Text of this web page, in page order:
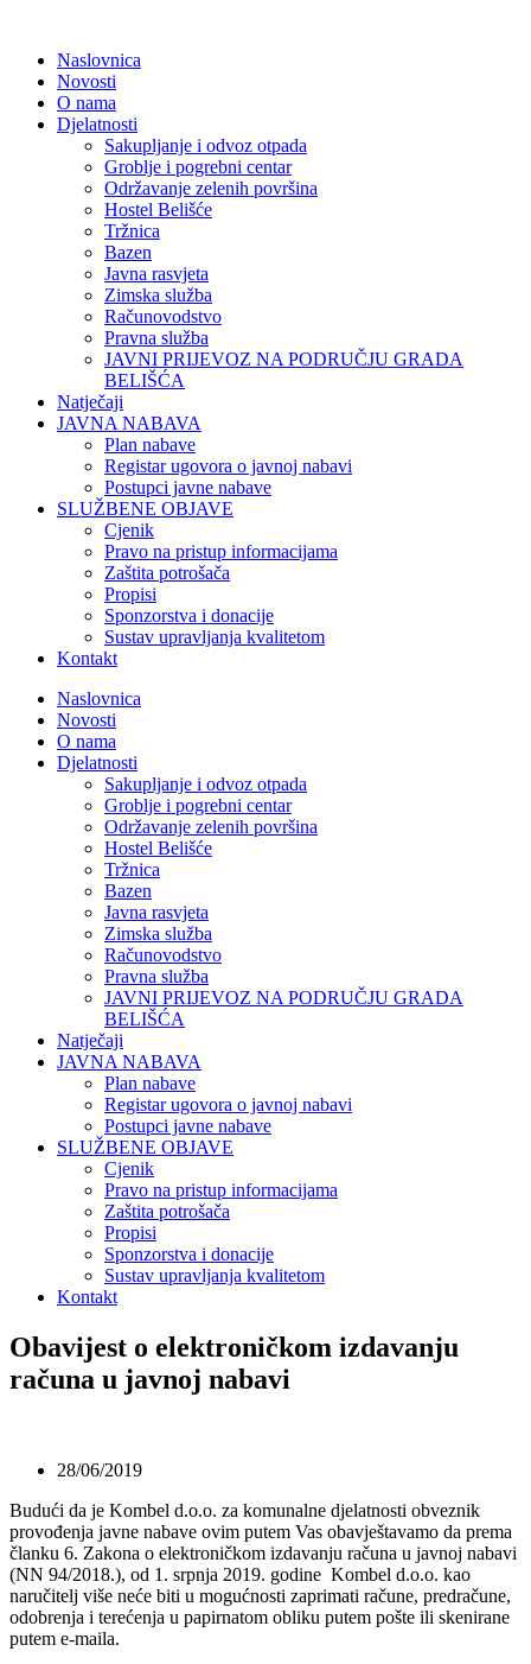
Naslovnica
Novosti
O nama
Djelatnosti
Sakupljanje i odvoz otpada
Groblje i pogrebni centar
Održavanje zelenih površina
Hostel Belišće
Tržnica
Bazen
Javna rasvjeta
Zimska služba
Računovodstvo
Pravna služba
JAVNI PRIJEVOZ NA PODRUČJU GRADA
BELIŠĆA
Natječaji
JAVNA NABAVA
Plan nabave
Registar ugovora o javnoj nabavi
Postupci javne nabave
SLUŽBENE OBJAVE
Cjenik
Pravo na pristup informacijama
Zaštita potrošača
Propisi
Sponzorstva i donacije
Sustav upravljanja kvalitetom
Kontakt
Naslovnica
Novosti
O nama
Djelatnosti
Sakupljanje i odvoz otpada
Groblje i pogrebni centar
Održavanje zelenih površina
Hostel Belišće
Tržnica
Bazen
Javna rasvjeta
Zimska služba
Računovodstvo
Pravna služba
JAVNI PRIJEVOZ NA PODRUČJU GRADA
BELIŠĆA
Natječaji
JAVNA NABAVA
Plan nabave
Registar ugovora o javnoj nabavi
Postupci javne nabave
SLUŽBENE OBJAVE
Cjenik
Pravo na pristup informacijama
Zaštita potrošača
Propisi
Sponzorstva i donacije
Sustav upravljanja kvalitetom
Kontakt
Obavijest o elektroničkom izdavanju
računa u javnoj nabavi
28/06/2019
Budući da je Kombel d.o.o. za komunalne djelatnosti obveznik
provođenja javne nabave ovim putem Vas obavještavamo da prema
članku 6. Zakona o elektroničkom izdavanju računa u javnoj nabavi
(NN 94/2018.), od 1. srpnja 2019. godine Kombel d.o.o. kao
naručitelj više neće biti u mogućnosti zaprimati račune, predračune,
odobrenja i terećenja u papirnatom obliku putem pošte ili skenirane
putem e-maila.